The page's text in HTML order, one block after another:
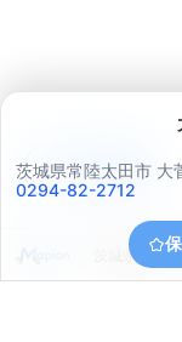
茨城県常陸太田市 大
0294-82-2712
茨城県日立
アプリで見る